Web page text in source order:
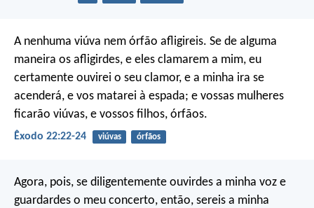
A nenhuma viúva nem órfão afligireis. Se de alguma
maneira os afligirdes, e eles clamarem a mim, eu
certamente ouvirei o seu clamor, e a minha ira se
acenderá, e vos matarei à espada; e vossas mulheres
ficarão viúvas, e vossos filhos, órfãos.
Êxodo 22:22-24 viúvas órfãos
Agora, pois, se diligentemente ouvirdes a minha voz e
guardardes o meu concerto, então, sereis a minha